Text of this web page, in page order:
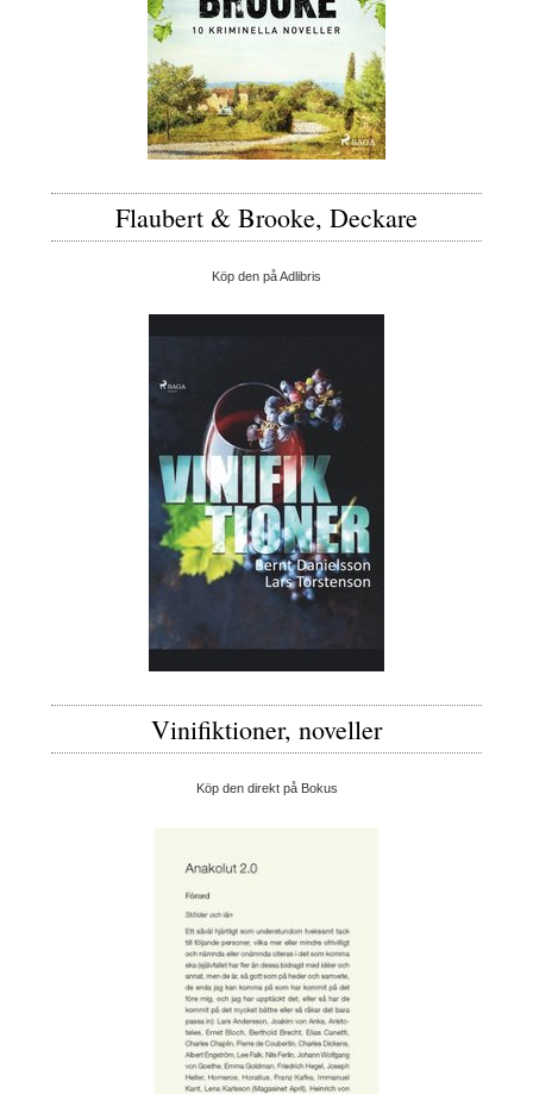
Flaubert & Brooke, Deckare
Köp den på Adlibris
Vinifiktioner, noveller
Köp den direkt på Bokus